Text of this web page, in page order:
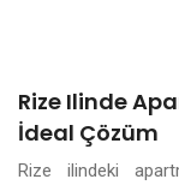
Rize Ilinde
İdeal Çözüm
Rize ilindeki